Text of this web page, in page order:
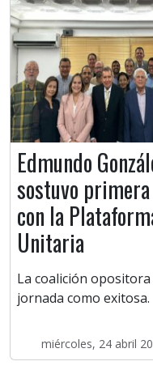
Edmundo
sostuvo
con la
Unitaria
La coalición opositora
jornada como exitosa.
miércoles, 24 abril